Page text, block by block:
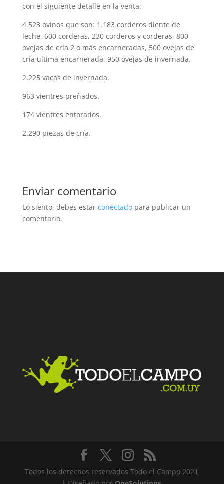
con el siguiente detalle en la venta:
4.523 ovinos que son: 1.183 corderos diente de
leche, 600 corderas, 230 corderos y corderas, 800
ovejas de cría 2 o más encarneradas, 500 ovejas de
cría ultima encarnerada, 950 ovejas de invernada.
2.225 vacas de invernada.
963 vientres preñados.
174 vientres entorados.
2.290 piezas de cría.
Enviar comentario
Lo siento, debes estar conectadopara publicar un
comentario.
Todos los derechos reservados Todo el Campo 2021
Facebook